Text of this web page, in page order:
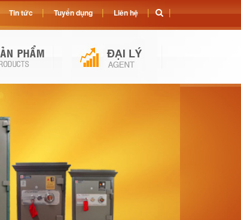
Tin tức Tuyển dụng Liên hệ